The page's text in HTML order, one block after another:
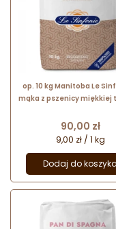
op. 10 kg Manitoba Le
mąka z pszenicy miękkiej
zakwasie
Cena
90,00 zł
9,00 zł / 1 kg
Dodaj do koszyka